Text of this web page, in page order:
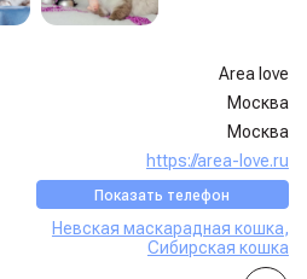
Area love
Москва
Москва
https://area-love.ru
Показать телефон
Невская маскарадная кошка,
Сибирская кошка